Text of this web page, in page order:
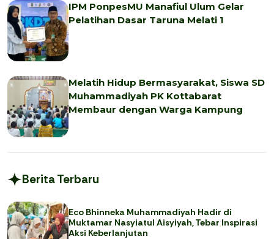
IPM PonpesMU Manafiul Ulum Gelar
Pelatihan Dasar Taruna Melati 1
Melatih Hidup Bermasyarakat, Siswa SD
Muhammadiyah PK Kottabarat
Membaur dengan Warga Kampung
Berita Terbaru
Eco Bhinneka Muhammadiyah Hadir di
Muktamar Nasyiatul Aisyiyah, Tebar Inspirasi
Aksi Keberlanjutan